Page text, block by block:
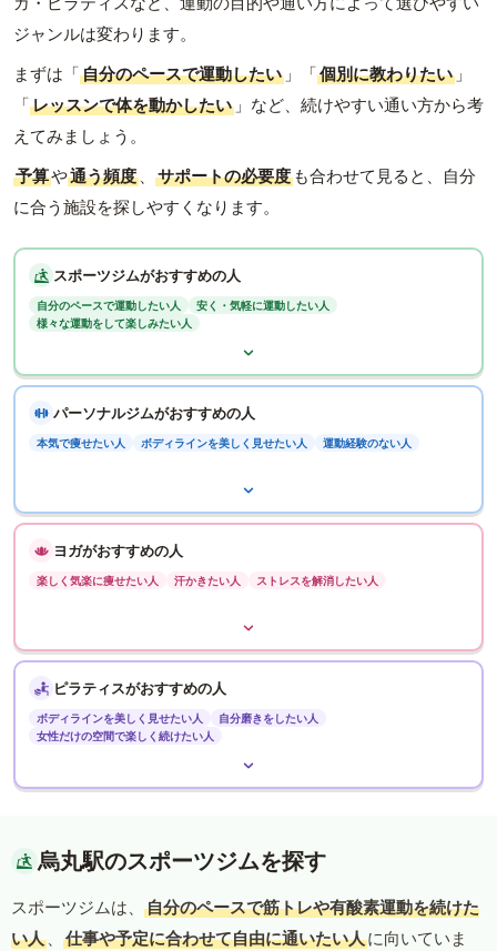
ジャンルは変わります。
まずは「自分のペースで運動したい 」「個別に教わりたい 」
「レッスンで体を動かしたい 」など、続けやすい通い方から考
えてみましょう。
予算や通う頻度 、 サポートの必要度 も合わせて見ると、自分
に合う施設を探しやすくなります。
スポーツジムがおすすめの人
自分のペースで運動したい人
安く・気軽に運動したい人
様々な運動をして楽しみたい人
パーソナルジムがおすすめの人
本気で痩せたい人 ボディラインを美しく見せたい人 運動経験のない人
ヨガがおすすめの人
楽しく気楽に痩せたい人 汗かきたい人 ストレスを解消したい人
ピラティスがおすすめの人
ボディラインを美しく見せたい人
自分磨きをしたい人
女性だけの空間で楽しく続けたい人
烏丸駅のスポーツジムを探す
スポーツジムは、
自分のペースで筋トレや有酸素運動を続けた
い人 、 仕事や予定に合わせて自由に通いたい人に向いていま